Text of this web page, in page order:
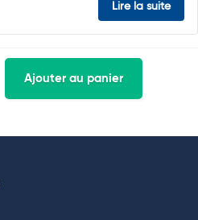
Lire la suite
Ajouter au panier